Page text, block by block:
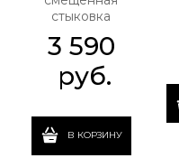
стыковка
3 590
руб.
В КОРЗИНУ